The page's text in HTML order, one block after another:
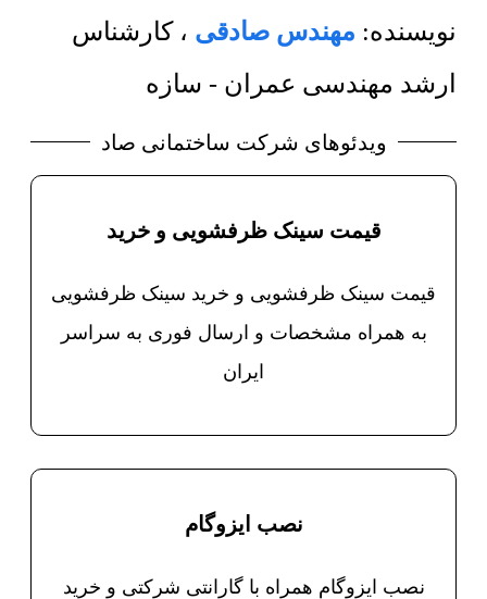
نویسنده: مهندس صادقی ،کارشناس
ارشد مهندسی عمران - سازه
ویدئوهای شرکت ساختمانی صاد
قیمت سینک ظرفشویی و خرید
قیمت سینک ظرفشویی و خرید سینک ظرفشویی
به همراه مشخصات و ارسال فوری به سراسر
ایران
نصب ایزوگام
نصب ایزوگام همراه با گارانتی شرکتی و خرید